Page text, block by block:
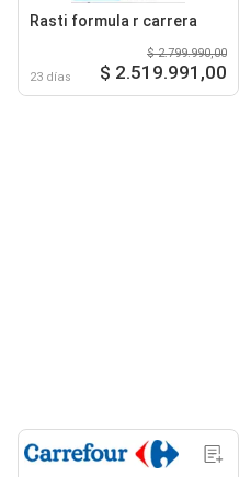
Rasti formula r carrera
23 días
$ 2.799.990,00
$ 2.519.991,00